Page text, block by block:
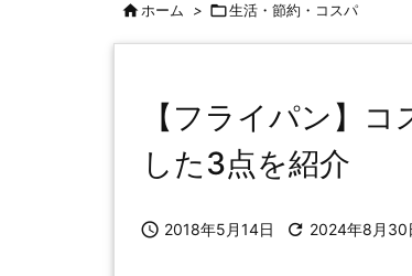
ホーム > 生活・節約・コスパ
【フライパン】
した3点を紹介
 2018年5月14日  2024年8月30